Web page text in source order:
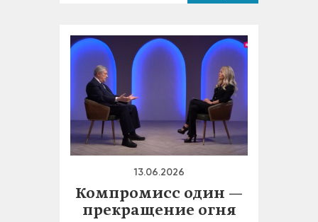
13.06.2026
Компромисс один —
прекращение огня